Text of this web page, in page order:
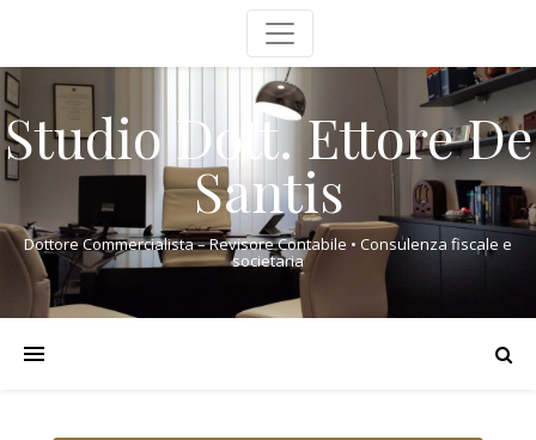
Studio Dott. Ettore De
Santis
Dottore Commercialista – Revisore Contabile • Consulenza fiscale e
societaria